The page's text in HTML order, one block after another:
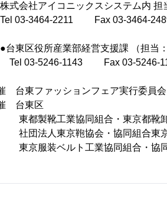
会社アイコニックスシステム内 担
03-3464-2211 Fax 03-3464-
区役所産業部経営支援課 （担当：
03-5246-1143 Fax 03-5246-
台東ファッションフェア実行委員会
台東区
製靴工業協同組合・東京都靴卸
法人東京鞄協会・協同組合東京
服装ベルト工業協同組合・協同